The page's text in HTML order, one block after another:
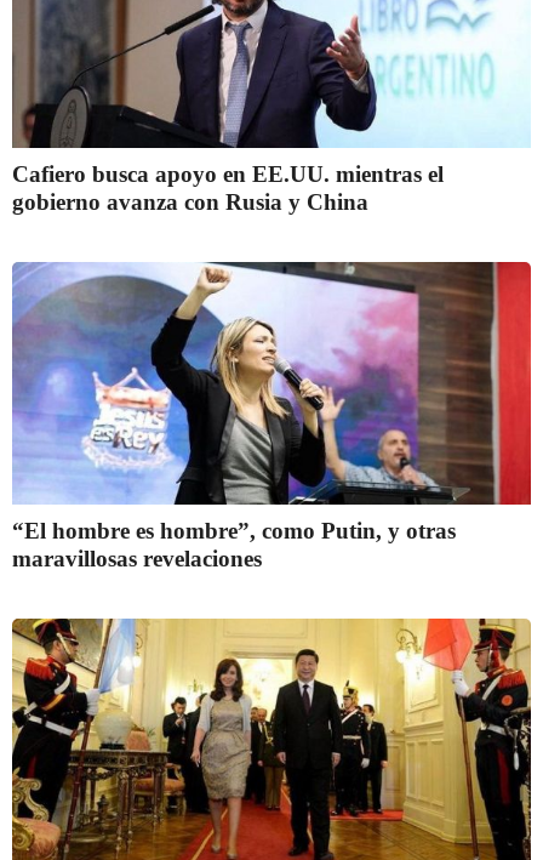
Cafiero busca apoyo en EE.UU. mientras el
gobierno avanza con Rusia y China
“El hombre es hombre”, como Putin, y otras
maravillosas revelaciones